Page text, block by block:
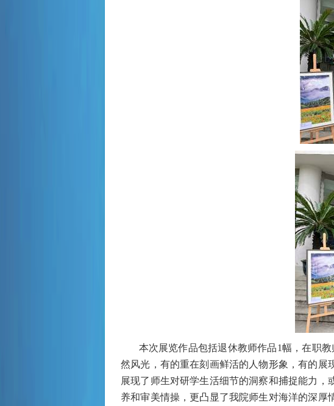
本次展览作品包括退休教师作品1幅，在职教
然风光，有的重在刻画鲜活的人物形象，有的
展现了师生对研学生活细节的洞察和捕捉能力
养和审美情操，更凸显了我院师生对海洋的深